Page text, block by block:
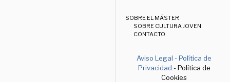
SOBRE EL MÁSTER
SOBRE CULTURA JOVEN
CONTACTO
Aviso Legal -Política de
Privacidad - Política de
Cookies